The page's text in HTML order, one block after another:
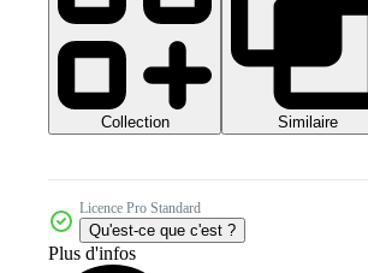
Collection Similaire
Licence Pro Standard
Qu'est-ce que c'est ?
Plus d'infos